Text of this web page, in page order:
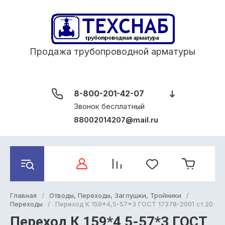
Продажа трубопроводной арматуры
8-800-201-42-07
Звонок бесплатный
88002014207@mail.ru
Главная / Отводы, Переходы, Заглушки, Тройники
/
Переходы
/ Переход К 159*4,5-57*3 ГОСТ 17378-2001 ст.20